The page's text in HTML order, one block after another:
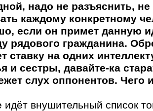
надо не разъяснить, не
каждому конкретному
если он примет данную
рядового гражданина.
ставку на одних
и сестры, давайте-ка
слух оппонентов. Чего
идёт внушительный список